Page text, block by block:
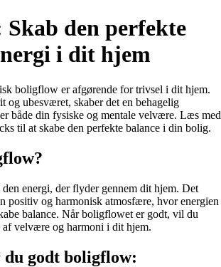
den perfekte
i dit hjem
boligflow er afgørende for trivsel i dit hjem.
og ubesværet, skaber det en behagelig
både din fysiske og mentale velvære. Læs med
til at skabe den perfekte balance i din bolig.
energi, der flyder gennem dit hjem. Det
positiv og harmonisk atmosfære, hvor energien
balance. Når boligflowet er godt, vil du
af velvære og harmoni i dit hjem.
du godt boligflow: